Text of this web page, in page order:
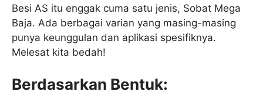
Besi AS itu enggak cuma satu jenis, Sobat Mega
Baja. Ada berbagai varian yang masing-masing
punya keunggulan dan aplikasi spesifiknya.
Melesat kita bedah!
Berdasarkan Bentuk: